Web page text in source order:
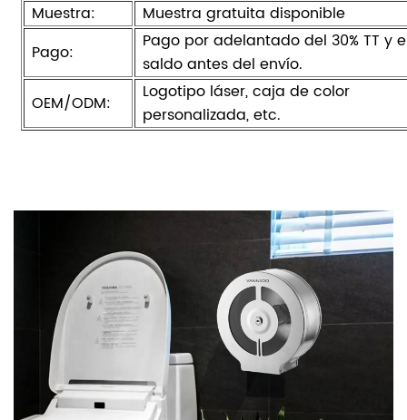
Muestra:
Muestra gratuita disponible
Pago:
Pago por adelantado del 30% TT y
saldo antes del envío.
OEM/ODM:
Logotipo láser, caja de color
personalizada, etc.